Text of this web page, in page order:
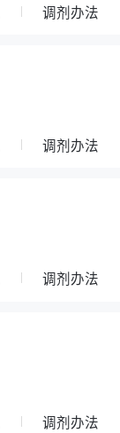
调剂办法
调剂办法
调剂办法
调剂办法